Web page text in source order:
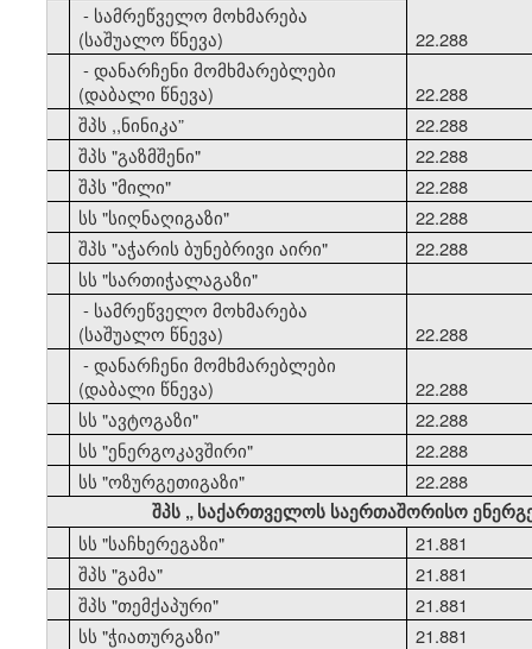
- სამრეწველო მოხმარება
(საშუალო წნევა)
22.288
- დანარჩენი მომხმარებლები
(დაბალი წნევა)
22.288
შპს ,,ნინიკა”
22.288
შპს "გაზმშენი"
22.288
შპს "მილი"
22.288
სს "სიღნაღიგაზი"
22.288
შპს "აჭარის ბუნებრივი აირი"
22.288
სს "სართიჭალაგაზი"
- სამრეწველო მოხმარება
(საშუალო წნევა)
22.288
- დანარჩენი მომხმარებლები
(დაბალი წნევა)
22.288
სს "ავტოგაზი"
22.288
სს "ენერგოკავშირი"
22.288
სს "ოზურგეთიგაზი"
22.288
შპს „ საქართველოს საერთაშორისო
სს "საჩხერეგაზი"
21.881
შპს "გამა"
21.881
შპს "თემქაპური"
21.881
სს "ჭიათურგაზი"
21.881